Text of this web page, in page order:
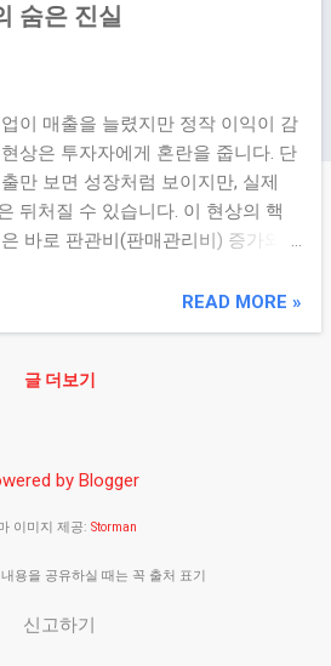
숨은 진실
이 매출을 늘렸지만 정작 이익이 감
상은 투자자에게 혼란을 줍니다. 단
만 보면 성장처럼 보이지만, 실제
뒤처질 수 있습니다. 이 현상의 핵
바로 판관비(판매관리비) 증가와
이 줄어드는 숨은 원인들을 함께 살펴
위해 드는 비용입니다. 광고비, 인건
증가할 수 있음 인건비 증가, 물류비
리가 부실하면 매출 증가에도 비용 폭
생산 또는 서비스 제공에 직접 들어
용입니다. 원자재, 부품, 에너지 비용
READ MORE »
글 더보기
by Blogger
이미지 제공: Storman
용을 공유하실 때는 꼭 출처 표기
신고하기